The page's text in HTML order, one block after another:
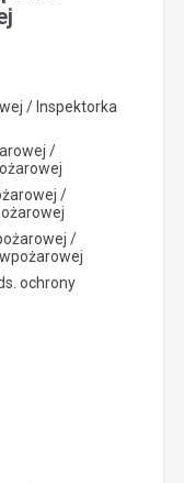
/ Inspektorka
/
/
/
ochrony